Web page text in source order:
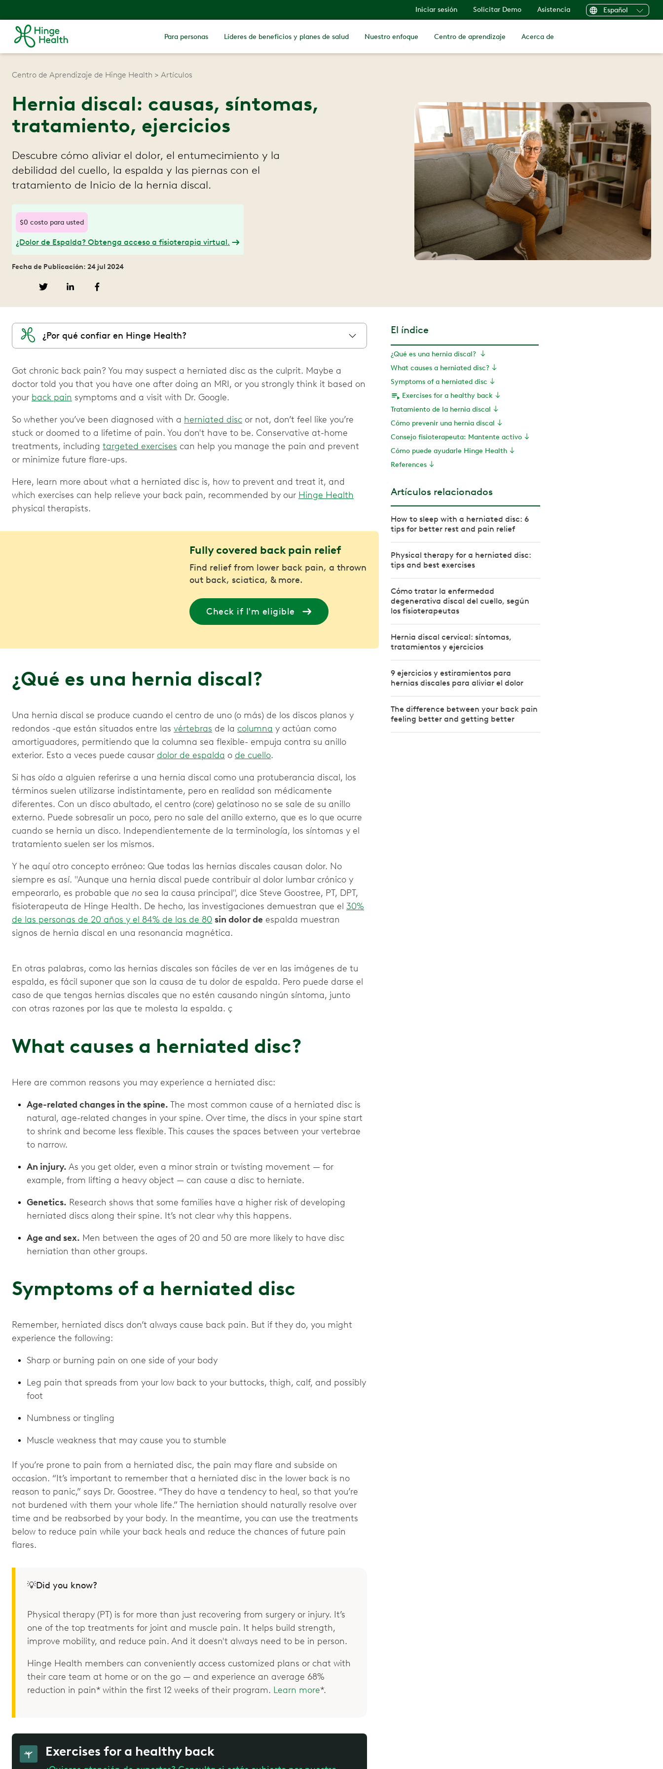
Iniciar sesión Solicitar Demo Asistencia Español
Para personas Líderes de beneficios y planes de salud Nuestro enfoque Centro de aprendizaje Acerca de
Centro de Aprendizaje de Hinge Health Artículos
Hernia discal: causas, síntomas,
tratamiento, ejercicios
Descubre cómo aliviar el dolor, el entumecimiento y la
debilidad del cuello, la espalda y las piernas con el
tratamiento de Inicio de la hernia discal.
$0 costo para usted
¿Dolor de Espalda? Obtenga acceso a fisioterapia virtual.
Fecha de Publicación: 24 jul 2024
¿Por qué confiar en Hinge Health?
Got chronic back pain? You may suspect a herniated disc as the culprit. Maybe a
doctor told you that you have one after doing an MRI, or you strongly think it based on
your back pain symptoms and a visit with Dr. Google.
So whether you’ve been diagnosed with a herniated disc or not, don’t feel like you’re
stuck or doomed to a lifetime of pain. You don't have to be. Conservative at-home
treatments, including targeted exercises can help you manage the pain and prevent
or minimize future flare-ups.
Here, learn more about what a herniated disc is, how to prevent and treat it, and
which exercises can help relieve your back pain, recommended by our Hinge Health
physical therapists.
Fully covered back pain relief
Find relief from lower back pain, a thrown
out back, sciatica, & more.
Check if I'm eligible
¿Qué es una hernia discal?
Una hernia discal se produce cuando el centro de uno (o más) de los discos planos y
redondos -que están situados entre las vértebras de la columna y actúan como
amortiguadores, permitiendo que la columna sea flexible- empuja contra su anillo
exterior. Esto a veces puede causar dolor de espalda o de cuello.
Si has oído a alguien referirse a una hernia discal como una protuberancia discal, los
términos suelen utilizarse indistintamente, pero en realidad son médicamente
diferentes. Con un disco abultado, el centro (core) gelatinoso no se sale de su anillo
externo. Puede sobresalir un poco, pero no sale del anillo externo, que es lo que ocurre
cuando se hernia un disco. Independientemente de la terminología, los síntomas y el
tratamiento suelen ser los mismos.
Y he aquí otro concepto erróneo: Que todas las hernias discales causan dolor. No
siempre es así. "Aunque una hernia discal puede contribuir al dolor lumbar crónico y
empeorarlo, es probable que no sea la causa principal", dice Steve Goostree, PT, DPT,
fisioterapeuta de Hinge Health. De hecho, las investigaciones demuestran que el 30%
de las personas de 20 años y el 84% de las de 80 sin dolor de espalda muestran
signos de hernia discal en una resonancia magnética.
En otras palabras, como las hernias discales son fáciles de ver en las imágenes de tu
espalda, es fácil suponer que son la causa de tu dolor de espalda. Pero puede darse el
caso de que tengas hernias discales que no estén causando ningún síntoma, junto
con otras razones por las que te molesta la espalda. ç
What causes a herniated disc?
Here are common reasons you may experience a herniated disc:
Age-related changes in the spine. The most common cause of a herniated disc is
natural, age-related changes in your spine. Over time, the discs in your spine start
to shrink and become less flexible. This causes the spaces between your vertebrae
to narrow.
An injury. As you get older, even a minor strain or twisting movement — for
example, from lifting a heavy object — can cause a disc to herniate.
Genetics. Research shows that some families have a higher risk of developing
herniated discs along their spine. It’s not clear why this happens.
Age and sex. Men between the ages of 20 and 50 are more likely to have disc
herniation than other groups.
Symptoms of a herniated disc
Remember, herniated discs don’t always cause back pain. But if they do, you might
experience the following:
Sharp or burning pain on one side of your body
Leg pain that spreads from your low back to your buttocks, thigh, calf, and possibly
foot
Numbness or tingling
Muscle weakness that may cause you to stumble
If you’re prone to pain from a herniated disc, the pain may flare and subside on
occasion. “It’s important to remember that a herniated disc in the lower back is no
reason to panic,” says Dr. Goostree. “They do have a tendency to heal, so that you’re
not burdened with them your whole life.” The herniation should naturally resolve over
time and be reabsorbed by your body. In the meantime, you can use the treatments
below to reduce pain while your back heals and reduce the chances of future pain
flares.
💡Did you know?
Physical therapy (PT) is for more than just recovering from surgery or injury. It’s
one of the top treatments for joint and muscle pain. It helps build strength,
improve mobility, and reduce pain. And it doesn't always need to be in person.
Hinge Health members can conveniently access customized plans or chat with
their care team at home or on the go — and experience an average 68%
reduction in pain* within the first 12 weeks of their program. Learn more*.
Exercises for a healthy back
El índice
¿Qué es una hernia discal?
What causes a herniated disc?
Symptoms of a herniated disc
Exercises for a healthy back
Tratamiento de la hernia discal
Cómo prevenir una hernia discal
Consejo fisioterapeuta: Mantente activo
Cómo puede ayudarle Hinge Health
References
Artículos relacionados
How to sleep with a herniated disc: 6
tips for better rest and pain relief
Physical therapy for a herniated disc:
tips and best exercises
Cómo tratar la enfermedad
degenerativa discal del cuello, según
los fisioterapeutas
Hernia discal cervical: síntomas,
tratamientos y ejercicios
9 ejercicios y estiramientos para
hernias discales para aliviar el dolor
The difference between your back pain
feeling better and getting better